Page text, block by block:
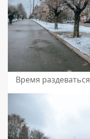
Время раздеваться